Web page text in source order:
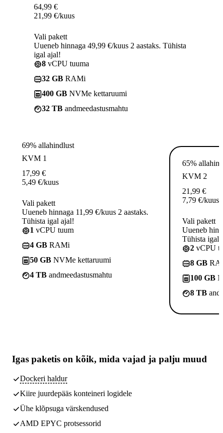
64,99 €
21,99 €/kuus
Vali pakett
Uueneb hinnaga 49,99 €/kuus 2 aastaks. Tühista
igal ajal!
8 vCPU tuuma
32 GB RAMi
400 GB NVMe kettaruumi
32 TB andmeedastusmahtu
69% allahindlust
KVM 1
17,99 €
5,49 €/kuus
Vali pakett
Uueneb hinnaga 11,99 €/kuus 2 aastaks.
Tühista igal ajal!
1 vCPU tuum
4 GB RAMi
50 GB NVMe kettaruumi
4 TB andmeedastusmahtu
65%
KVM 2
21,99 €
7,79 €/kuus
Vali pakett
Uueneb
Tühista igal
2 vCPU
8 GB
100 GB
8 TB
Igas paketis on kõik, mida vajad ja palju muud
Dockeri haldur
Kiire juurdepääs konteineri logidele
Ühe klõpsuga värskendused
AMD EPYC protsessorid